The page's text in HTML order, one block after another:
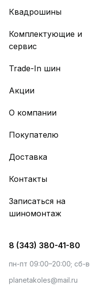
Квадрошины
Комплектующие и
сервис
Trade-In шин
Акции
О компании
Покупателю
Доставка
Контакты
Записаться на
шиномонтаж
8 (343) 380-41-80
пн-пт 09:00–20:00; сб-
planetakoles@mail.ru